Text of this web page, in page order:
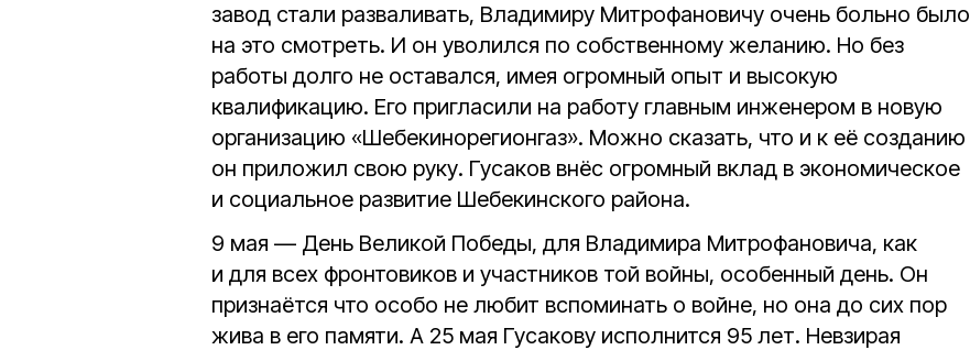
завод стали разваливать, Владимиру Митрофановичу очень больно было
на это смотреть. И он уволился по собственному желанию. Но без
работы долго не оставался, имея огромный опыт и высокую
квалификацию. Его пригласили на работу главным инженером в новую
организацию «Шебекинорегионгаз». Можно сказать, что и к её созданию
он приложил свою руку. Гусаков внёс огромный вклад в экономическое
и социальное развитие Шебекинского района.
9 мая — День Великой Победы, для Владимира Митрофановича, как
и для всех фронтовиков и участников той войны, особенный день. Он
признаётся что особо не любит вспоминать о войне, но она до сих пор
жива в его памяти. А 25 мая Гусакову исполнится 95 лет. Невзирая